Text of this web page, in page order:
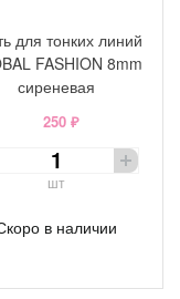
для тонких линий
FASHION 8mm
сиреневая
250 ₽
шт
в наличии